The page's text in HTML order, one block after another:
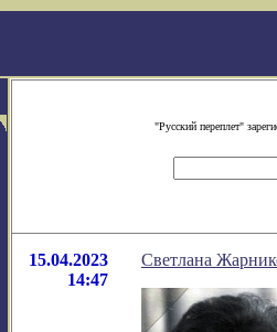
"Русский переплет"
15.04.2023
14:47
Светлана